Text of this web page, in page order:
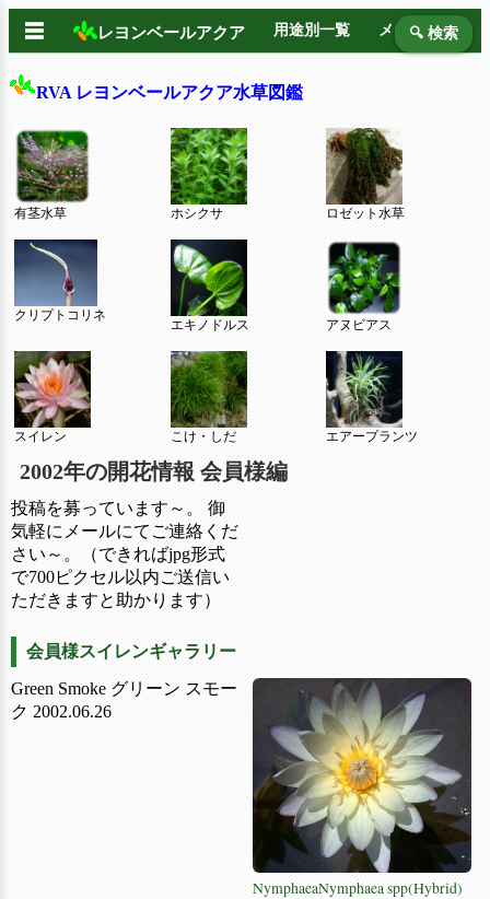
☰ レヨンベールアクア 用途別一覧 メーカー別
🔍 検索
RVA レヨンベールアクア水草図鑑
有茎水草 ホシクサ ロゼット水草
クリプトコリネ
エキノドルス アヌビアス
スイレン こけ・しだ エアープランツ
2002年の開花情報 会員様編
投稿を募っています～。 御
気軽にメールにてご連絡くだ
さい～。（できればjpg形式
で700ピクセル以内ご送信い
ただきますと助かります）
会員様スイレンギャラリー
Green Smoke グリーン スモー
ク 2002.06.26
NymphaeaNymphaea spp(Hybrid)